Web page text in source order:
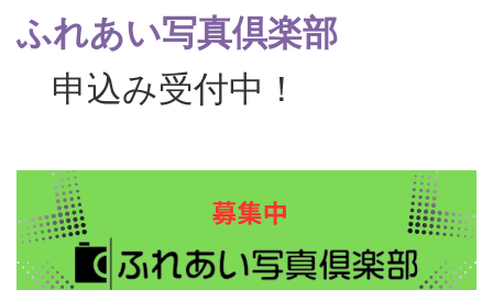
ふれあい写真倶楽部
申込み受付中！